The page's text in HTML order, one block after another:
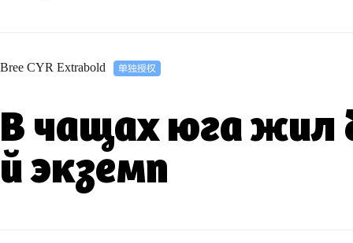
Bree CYR Extrabold
В чащах юга жил
й экземп